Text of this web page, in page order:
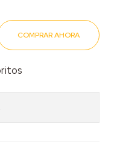
COMPRAR AHORA